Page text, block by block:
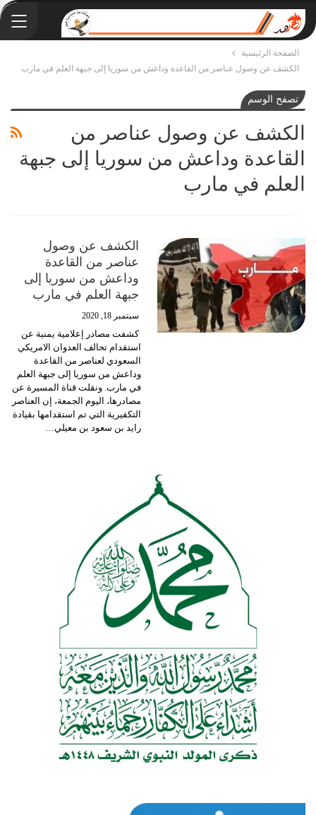
الصفحة الرئيسية
الكشف عن وصول عناصر من القاعدة وداعش من سوريا إلى جبهة العلم في مارب
تصفح الوسم
الكشف عن وصول عناصر من
القاعدة وداعش من سوريا إلى جبهة
العلم في مارب
الكشف عن وصول
عناصر من القاعدة
وداعش من سوريا إلى
جبهة العلم في مارب
سبتمبر 18, 2020
كشفت مصادر إعلامية يمنية عن
استقدام تحالف العدوان الامريكي
السعودي لعناصر من القاعدة
وداعش من سوريا إلى جبهة العلم
في مارب. ونقلت قناة المسيرة عن
مصادرها، اليوم الجمعة، إن العناصر
التكفيرية التي تم استقدامها بقيادة
رايد بن سعود بن معيلي…